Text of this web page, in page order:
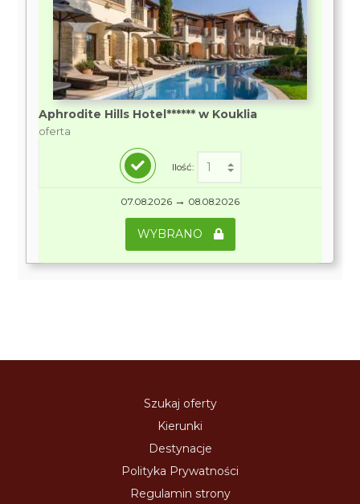
Aphrodite Hills Hotel****** w Kouklia
oferta
Ilość:
07.08.2026 → 08.08.2026
WYBRANO
Szukaj oferty
Kierunki
Destynacje
Polityka Prywatności
Regulamin strony